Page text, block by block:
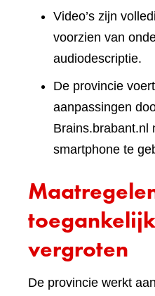
Video’s zijn
voorzien van
audiodescriptie.
De provincie
aanpassingen
Brains.brabant.nl
smartphone te
vergroten
De provincie werkt